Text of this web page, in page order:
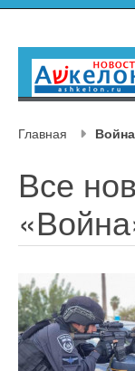
Главная Война
Все